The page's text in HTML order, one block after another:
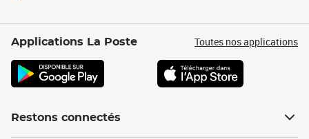
Applications La Poste Toutes nos applications
Restons connectés